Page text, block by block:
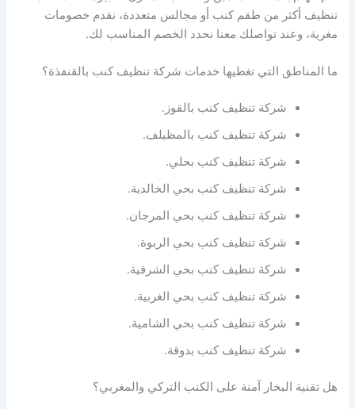
تنظيف أكثر من طقم كنب أو مجالس متعددة، نقدم خصومات
مغرية، وعند تواصلك معنا نحدد الخصم المناسب لك.
ما المناطق التي تغطيها خدمات شركة تنظيف كنب بالقنفذة؟
شركة تنظيف كنب بالقوز.
شركة تنظيف كنب بالمظيلف.
شركة تنظيف كنب بحلي.
شركة تنظيف كنب بحي الخالدية.
شركة تنظيف كنب بحي المرجان.
شركة تنظيف كنب بحي الربوة.
شركة تنظيف كنب بحي الشرقية.
شركة تنظيف كنب بحي الغربية.
شركة تنظيف كنب بحي الشامية.
شركة تنظيف كنب بدوقة.
هل تقنية البخار آمنة على الكنب التركي والمغربي؟